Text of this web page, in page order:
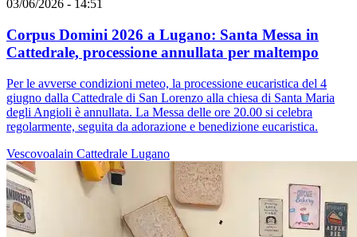
03/06/2026 - 14:51
Corpus Domini 2026 a Lugano: Santa Messa in
Cattedrale, processione annullata per maltempo
Per le avverse condizioni meteo, la processione eucaristica del 4
giugno dalla Cattedrale di San Lorenzo alla chiesa di Santa Maria
degli Angioli è annullata. La Messa delle ore 20.00 si celebra
regolarmente, seguita da adorazione e benedizione eucaristica.
Vescovoalain Cattedrale Lugano